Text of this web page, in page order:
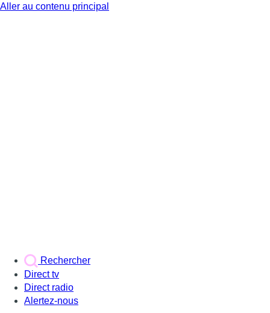
Aller au contenu principal
Rechercher
Direct tv
Direct radio
Alertez-nous